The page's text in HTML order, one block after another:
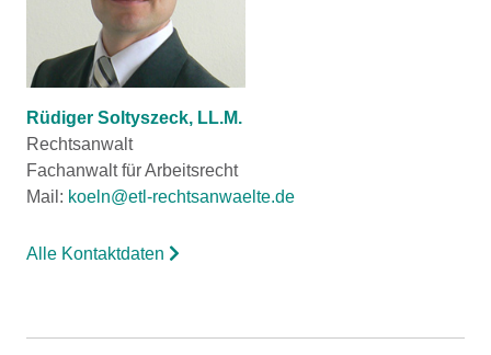
Rüdiger Soltyszeck, LL.M.
Rechtsanwalt
Fachanwalt für Arbeitsrecht
Mail: koeln@etl-rechtsanwaelte.de
Alle Kontaktdaten